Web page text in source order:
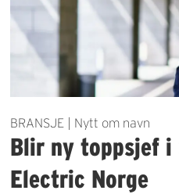
BRANSJE | Nytt om navn
Blir ny toppsjef i
Electric Norge